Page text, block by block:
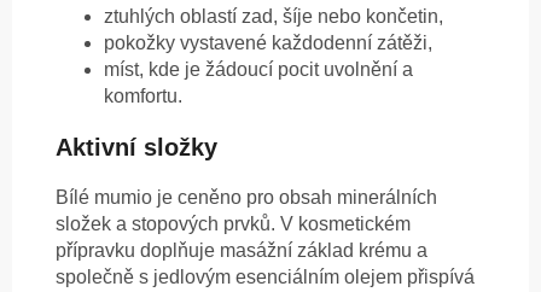
ztuhlých oblastí zad, šíje nebo končetin,
pokožky vystavené každodenní zátěži,
míst, kde je žádoucí pocit uvolnění a
komfortu.
Aktivní složky
Bílé mumio je ceněno pro obsah minerálních
složek a stopových prvků. V kosmetickém
přípravku doplňuje masážní základ krému a
společně s jedlovým esenciálním olejem přispívá